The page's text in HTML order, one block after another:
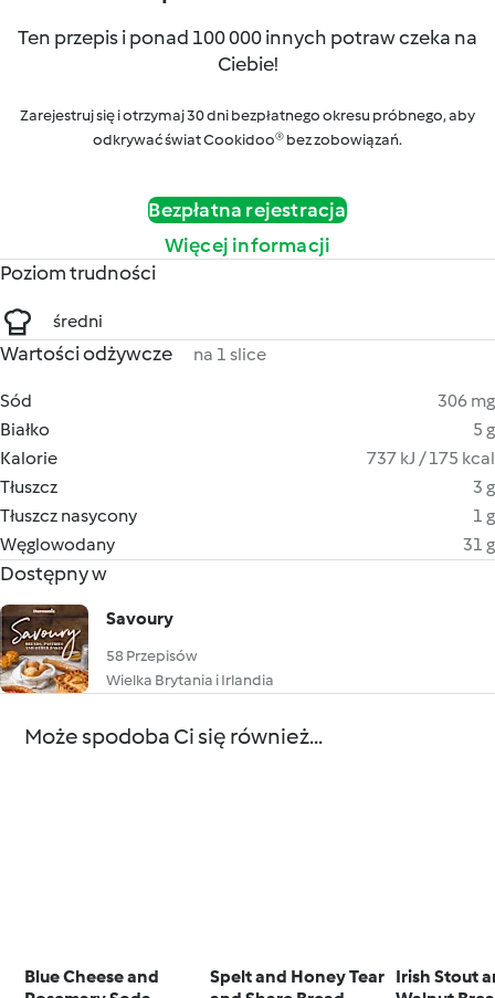
Ten przepis i ponad 100 000 innych potraw czeka na
Ciebie!
Zarejestruj się i otrzymaj 30 dni bezpłatnego okresu próbnego, aby
odkrywać świat Cookidoo® bez zobowiązań.
Bezpłatna rejestracja
Więcej informacji
Poziom trudności
średni
Wartości odżywcze na 1 slice
Sód
306 mg
Białko
5 g
Kalorie
737 kJ / 175 kcal
Tłuszcz
3 g
Tłuszcz nasycony
1 g
Węglowodany
31 g
Dostępny w
Savoury
58 Przepisów
Wielka Brytania i Irlandia
Może spodoba Ci się również...
Blue Cheese and
Spelt and Honey Tear Irish Stout